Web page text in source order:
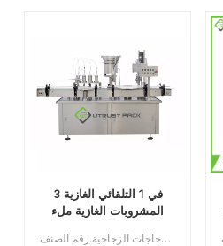
3 في 1 التلقائي الغازية
المشروبات الغازية ملء
خط إنتاج تعبئة وتغليف المشروبات الغازية الأوتوماتيكي هذا قابل للتطبيق في تعبئة السوائل والسد اللولبي لعلب الصفيح وسبائك الألومنيوم والزجاجات الزجاجية.رقم الصنف:UTAS001Aالحد الأدنى للطلب:1قسط: تي / تميناء الشحن:قوانغتشو المنطقة الأصلية: قوانغتشو، الصينمهلة:30 يوما بعد تلقي الودائع